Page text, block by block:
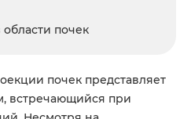
почек
почек представляет
встречающийся при